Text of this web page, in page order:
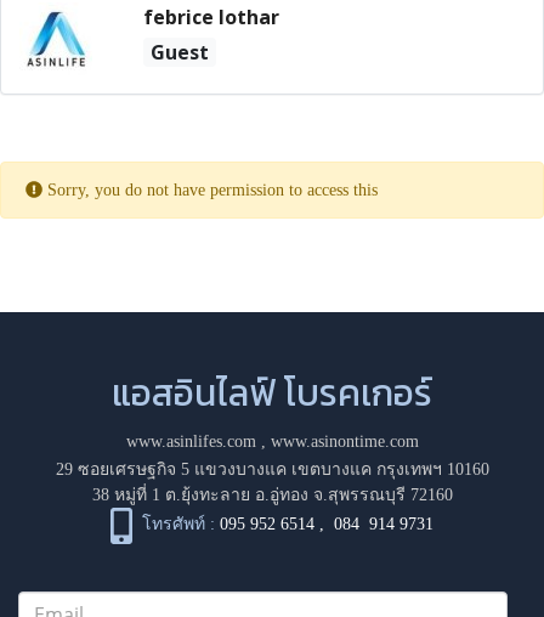
febrice lothar
Guest
Sorry, you do not have permission to access this
แอสอินไลฟ์ โบรคเกอร์
www.asinlifes.com, www.asinontime.com
29 ซอยเศรษฐกิจ 5 แขวงบางแค เขตบางแค กรุงเทพฯ 10160
38 หมู่ที่ 1 ต.ยุ้งทะลาย อ.อู่ทอง จ.สุพรรณบุรี 72160
โทรศัพท์ : 095 952 6514 ,084 914 9731